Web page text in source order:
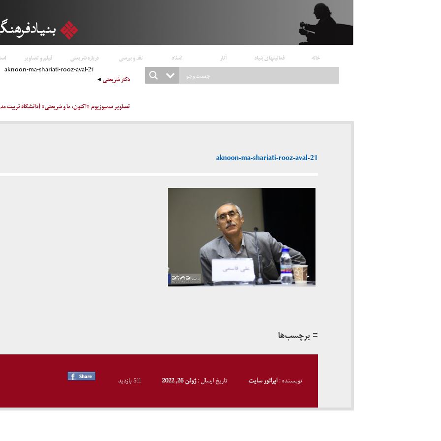
خانه فعالیتهای بنیاد آثار اسناد نقد و بررسی درباره شریعتی فیلم و تصاویر
دکتر شریعتی
تصاویر سمپوزیوم «اکنون، ما و شریعتی» (دانشگاه تربیت مدرس تالار
aknoon-ma-shariati-rooz-aval-21
aknoon-ma-shariati-rooz-aval-21
≡ برچسب‌ها
نویسنده :اپراتور سایت تاریخ ارسال :ژوئن 26, 2022 511 بازدید